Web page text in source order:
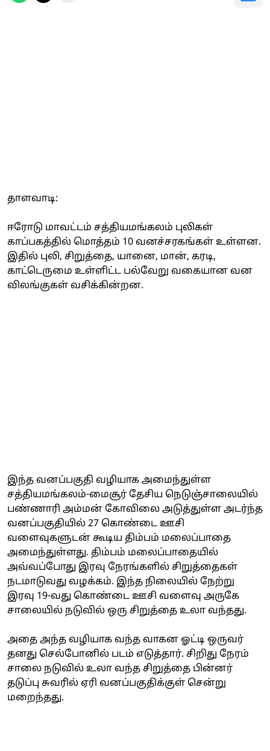
தாளவாடி:
ஈரோடு மாவட்டம் சத்தியமங்கலம் புலிகள்
காப்பகத்தில் மொத்தம் 10 வனச்சரகங்கள் உள்ளன.
இதில் புலி, சிறுத்தை, யானை, மான், கரடி,
காட்டெருமை உள்ளிட்ட பல்வேறு வகையான வன
விலங்குகள் வசிக்கின்றன.
இந்த வனப்பகுதி வழியாக அமைந்துள்ள
சத்தியமங்கலம்-மைசூர் தேசிய நெடுஞ்சாலையில்
பண்ணாரி அம்மன் கோவிலை அடுத்துள்ள அடர்ந்த
வனப்பகுதியில் 27 கொண்டை ஊசி
வளைவுகளுடன் கூடிய திம்பம் மலைப்பாதை
அமைந்துள்ளது. திம்பம் மலைப்பாதையில்
அவ்வப்போது இரவு நேரங்களில் சிறுத்தைகள்
நடமாடுவது வழக்கம். இந்த நிலையில் நேற்று
இரவு 19-வது கொண்டை ஊசி வளைவு அருகே
சாலையில் நடுவில் ஒரு சிறுத்தை உலா வந்தது.
அதை அந்த வழியாக வந்த வாகன ஓட்டி ஒருவர்
தனது செல்போனில் படம் எடுத்தார். சிறிது நேரம்
சாலை நடுவில் உலா வந்த சிறுத்தை பின்னர்
தடுப்பு சுவரில் ஏரி வனப்பகுதிக்குள் சென்று
மறைந்தது.